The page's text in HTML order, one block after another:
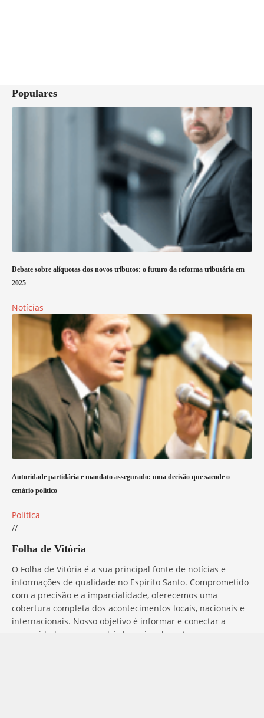
Populares
Debate sobre alíquotas dos novos tributos: o futuro da reforma tributária em
2025
Notícias
Autoridade partidária e mandato assegurado: uma decisão que sacode o
cenário político
Política
//
Folha de Vitória
O Folha de Vitória é a sua principal fonte de notícias e
informações de qualidade no Espírito Santo. Comprometido
com a precisão e a imparcialidade, oferecemos uma
cobertura completa dos acontecimentos locais, nacionais e
internacionais. Nosso objetivo é informar e conectar a
comunidade com o que há de mais relevante, sempre com